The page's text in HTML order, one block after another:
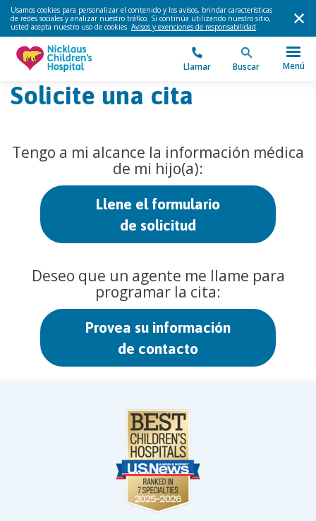
Usamos cookies para personalizar el contenido y los avisos, brindar características
de redes sociales y analizar nuestro tráfico. Si continúa utilizando nuestro sitio,
usted acepta nuestro uso de cookies. Avisos y exenciones de responsabilidad.
Llamar Buscar Menú
Solicite una cita
Tengo a mi alcance la información médica
de mi hijo(a):
Llene el formulario
de solicitud
Deseo que un agente me llame para
programar la cita:
Provea su información
de contacto